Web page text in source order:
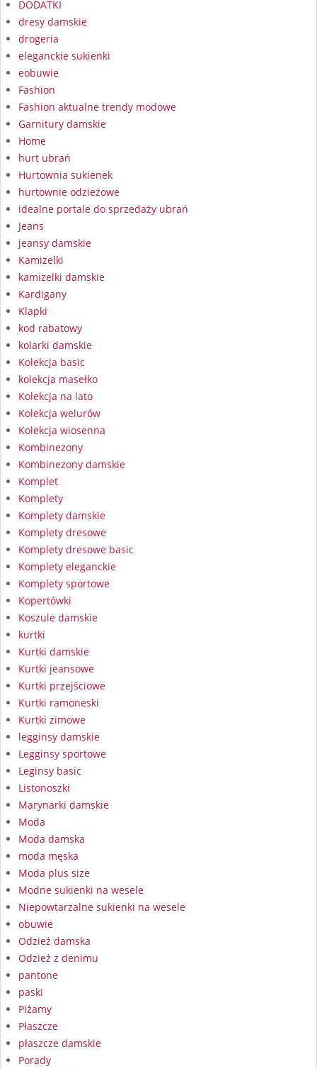
DODATKI
dresy damskie
drogeria
eleganckie sukienki
eobuwie
Fashion
Fashion aktualne trendy modowe
Garnitury damskie
Home
hurt ubrań
Hurtownia sukienek
hurtownie odzieżowe
idealne portale do sprzedaży ubrań
Jeans
jeansy damskie
Kamizelki
kamizelki damskie
Kardigany
Klapki
kod rabatowy
kolarki damskie
Kolekcja basic
kolekcja masełko
Kolekcja na lato
Kolekcja welurów
Kolekcja wiosenna
Kombinezony
Kombinezony damskie
Komplet
Komplety
Komplety damskie
Komplety dresowe
Komplety dresowe basic
Komplety eleganckie
Komplety sportowe
Kopertówki
Koszule damskie
kurtki
Kurtki damskie
Kurtki jeansowe
Kurtki przejściowe
Kurtki ramoneski
Kurtki zimowe
legginsy damskie
Legginsy sportowe
Leginsy basic
Listonoszki
Marynarki damskie
Moda
Moda damska
moda męska
Moda plus size
Modne sukienki na wesele
Niepowtarzalne sukienki na wesele
obuwie
Odzież damska
Odzież z denimu
pantone
paski
Piżamy
Płaszcze
płaszcze damskie
Porady